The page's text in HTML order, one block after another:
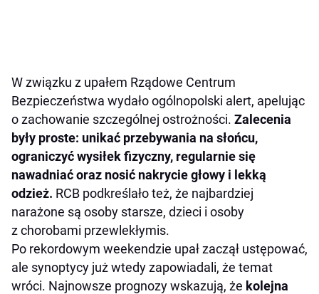
W związku z upałem Rządowe Centrum
Bezpieczeństwa wydało ogólnopolski alert, apelując
o zachowanie szczególnej ostrożności. Zalecenia
były proste: unikać przebywania na słońcu,
ograniczyć wysiłek fizyczny, regularnie się
nawadniać oraz nosić nakrycie głowy i lekką
odzież. RCB podkreślało też, że najbardziej
narażone są osoby starsze, dzieci i osoby
z chorobami przewlekłymis.
Po rekordowym weekendzie upał zaczął ustępować,
ale synoptycy już wtedy zapowiadali, że temat
wróci. Najnowsze prognozy wskazują, że kolejna